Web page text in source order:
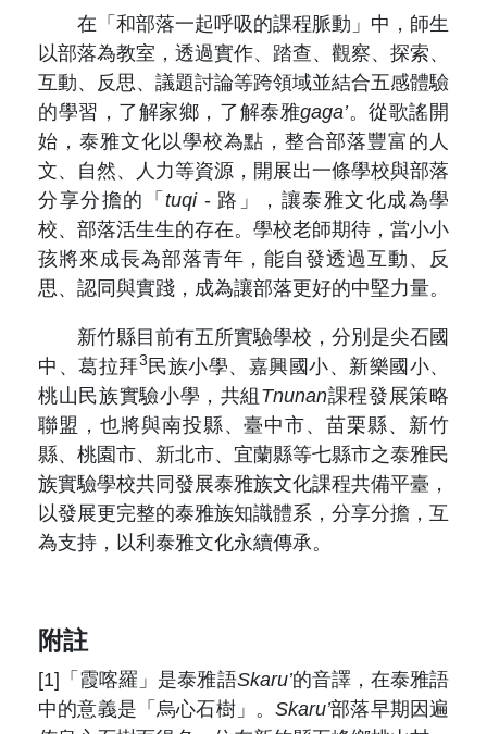
在「和部落一起呼吸的課程脈動」中，師生
以部落為教室，透過實作、踏查、觀察、探索、
互動、反思、議題討論等跨領域並結合五感體驗
的學習，了解家鄉，了解泰雅gaga’。從歌謠開
始，泰雅文化以學校為點，整合部落豐富的人
文、自然、人力等資源，開展出一條學校與部落
分享分擔的「 tuqi- 路」，讓泰雅文化成為學
校、部落活生生的存在。學校老師期待，當小小
孩將來成長為部落青年，能自發透過互動、反
思、認同與實踐，成為讓部落更好的中堅力量。
新竹縣目前有五所實驗學校，分別是尖石國
中、葛拉拜3 民族小學、嘉興國小、新樂國小、
桃山民族實驗小學，共組 Tnunan課程發展策略
聯盟，也將與南投縣、臺中市、苗栗縣、新竹
縣、桃園市、新北市、宜蘭縣等七縣市之泰雅民
族實驗學校共同發展泰雅族文化課程共備平臺，
以發展更完整的泰雅族知識體系，分享分擔，互
為支持，以利泰雅文化永續傳承。
附註
[1]「霞喀羅」是泰雅語Skaru’的音譯，在泰雅語
中的意義是「烏心石樹」。 Skaru’部落早期因遍